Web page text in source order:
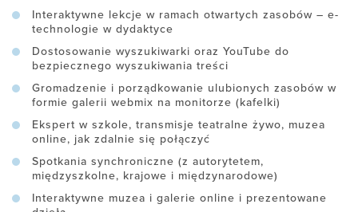
Interaktywne lekcje w ramach otwartych zasobów – e-
technologie w dydaktyce
Dostosowanie wyszukiwarki oraz YouTube do
bezpiecznego wyszukiwania treści
Gromadzenie i porządkowanie ulubionych zasobów w
formie galerii webmix na monitorze (kafelki)
Ekspert w szkole, transmisje teatralne żywo, muzea
online, jak zdalnie się połączyć
Spotkania synchroniczne (z autorytetem,
międzyszkolne, krajowe i międzynarodowe)
Interaktywne muzea i galerie online i prezentowane